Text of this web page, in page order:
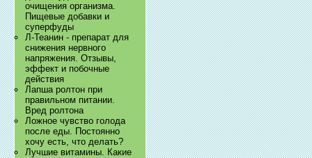
очищения организма.
Пищевые добавки и
суперфуды
Л-Теанин - препарат для
снижения нервного
напряжения. Отзывы,
эффект и побочные
действия
Лапша ролтон при
правильном питании.
Вред ролтона
Ложное чувство голода
после еды. Постоянно
хочу есть, что делать?
Лучшие витамины. Какие